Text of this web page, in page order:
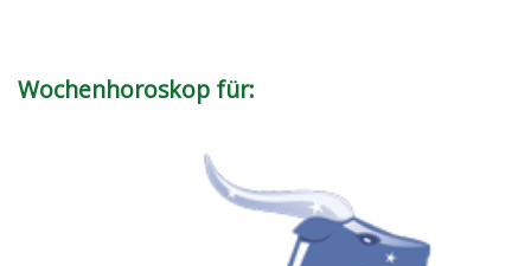
Wochenhoroskop für: